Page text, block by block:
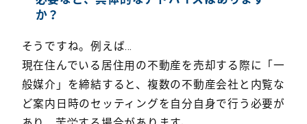
か？
そうですね。例えば…
現在住んでいる居住用の不動産を売却する際に「一
般媒介」を締結すると、複数の不動産会社と内覧な
ど案内日時のセッティングを自分自身で行う必要が